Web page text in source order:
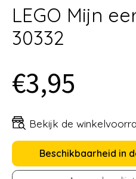
LEGO Mijn
30332
€3,95
Bekijk de
Beschikbaarheid in